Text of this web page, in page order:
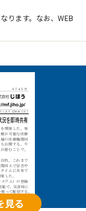
ります。なお、WEB
見る